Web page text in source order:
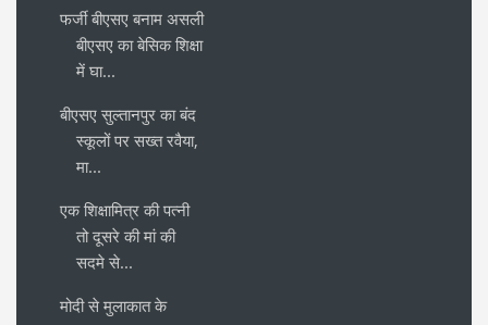
फर्जी बीएसए बनाम असली
बीएसए का बेसिक शिक्षा
में घा...
बीएसए सुल्तानपुर का बंद
स्कूलों पर सख्त रवैया,
मा...
एक शिक्षामित्र की पत्नी
तो दूसरे की मां की
सदमे से...
मोदी से मुलाकात के